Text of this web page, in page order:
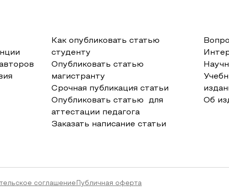
Как опубликовать статью
студенту
Опубликовать статью
магистранту
Срочная публикация статьи
Опубликовать статью для
аттестации педагога
Заказать написание статьи
Об
соглашение Публичная оферта